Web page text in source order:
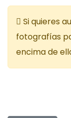
Si quieres
fotografías
encima de